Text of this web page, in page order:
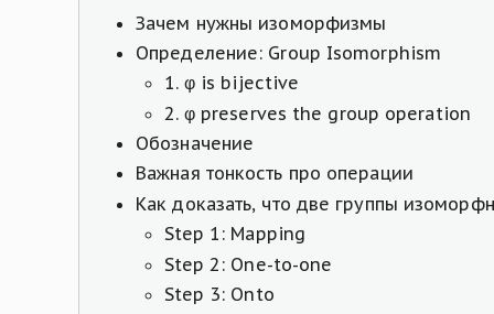
Зачем нужны изоморфизмы
Определение: Group Isomorphism
1. φ is bijective
2. φ preserves the group operation
Обозначение
Важная тонкость про операции
Как доказать, что две группы
Step 1: Mapping
Step 2: One-to-one
Step 3: Onto